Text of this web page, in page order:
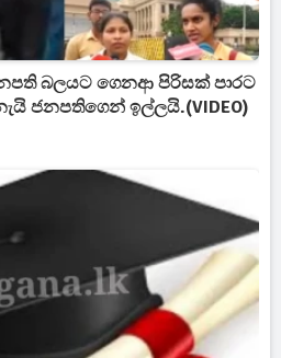
බලයට ගෙනආ පිරිසක් පාරට
ජනපතිගෙන් ඉල්ලයි.(VIDEO)